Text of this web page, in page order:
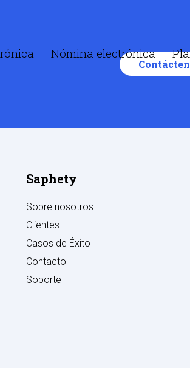
Nómina electrónica
Saphety
Sobre nosotros
Clientes
Casos de Éxito
Contacto
Soporte